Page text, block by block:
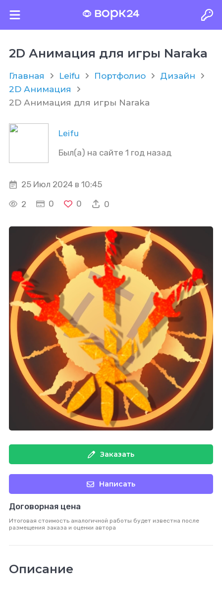
2D Анимация для игры Naraka
Главная Leifu Портфолио
Дизайн
2D Анимация
2D Анимация для игры Naraka
Leifu
Был(а) на сайте 1 год назад
25 Июл 2024 в 10:45
2
0 0 0
Заказать
Написать
Договорная цена
Итоговая стоимость аналогичной работы будет известна после
размещения заказа и оценки автора
Описание